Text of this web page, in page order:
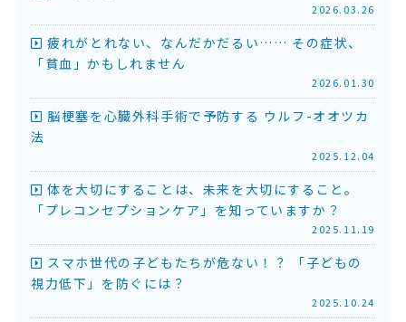
2026.03.26
疲れがとれない、なんだかだるい…… その症状、
「貧血」かもしれません
2026.01.30
脳梗塞を心臓外科手術で予防する ウルフ-オオツカ
法
2025.12.04
体を大切にすることは、未来を大切にすること。
「プレコンセプションケア」を知っていますか？
2025.11.19
スマホ世代の子どもたちが危ない！？ 「子どもの
視力低下」を防ぐには？
2025.10.24